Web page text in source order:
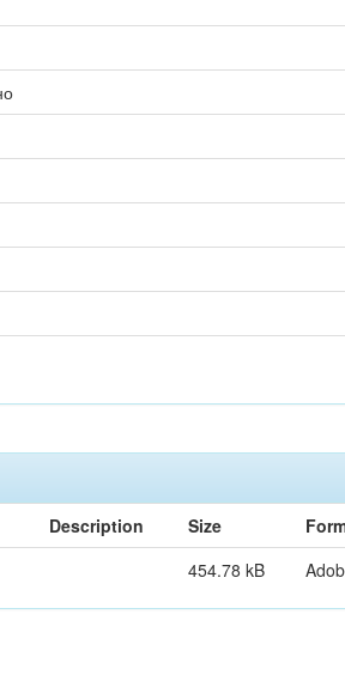
Description Size
454.78 kB